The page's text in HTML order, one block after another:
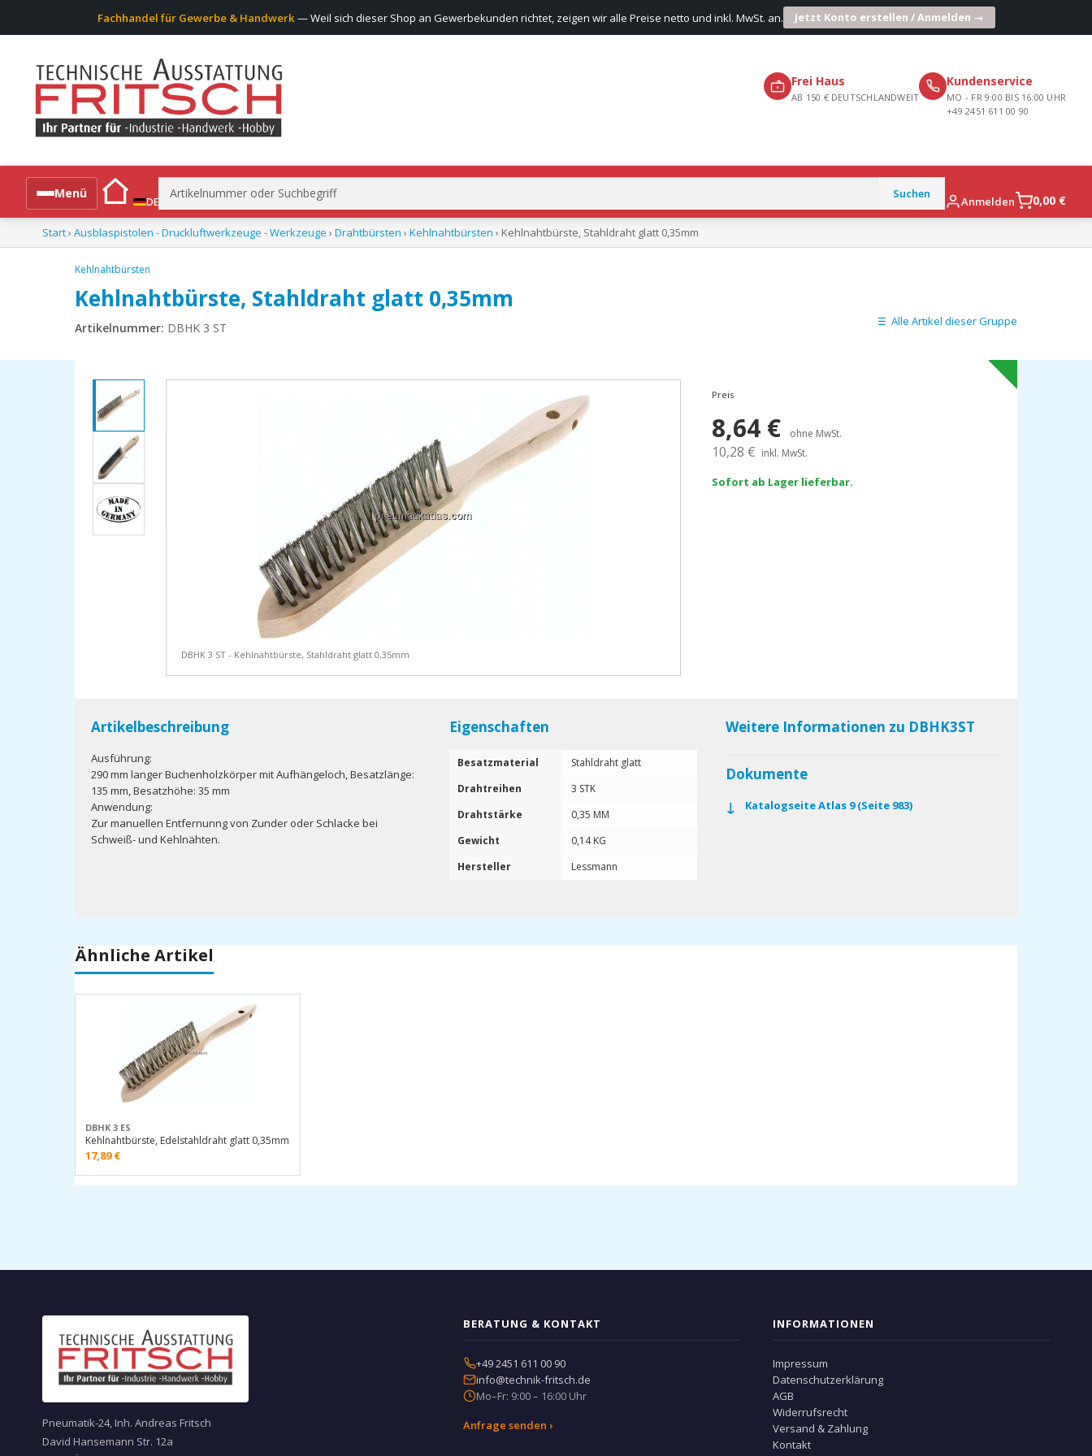
Fachhandel für Gewerbe & Handwerk — Weil sich dieser Shop an Gewerbekunden richtet, zeigen wir alle Preise netto und inkl. MwSt. an. Jetzt Konto erstellen / Anmelden →
Frei Haus
AB 150 € DEUTSCHLANDWEIT
Kundenservice
MO - FR 9:00 BIS 16:00 UHR
+49 2451 611 00 90
Menü
DE
Suchen
nach:
Anmelden 0,00 €
Alle Produkte
Start› Ausblaspistolen - Druckluftwerkzeuge - Werkzeuge › Drahtbürsten › Kehlnahtbürsten › Kehlnahtbürste, Stahldraht glatt 0,35mm
Kehlnahtbürsten
Kehlnahtbürste, Stahldraht glatt 0,35mm
Artikelnummer: DBHK 3 ST Alle Artikel dieser Gruppe
DBHK 3 ST - Kehlnahtbürste, Stahldraht glatt 0,35mm
Preis
8,64 € ohne MwSt.
10,28 € inkl. MwSt.
Sofort ab Lager lieferbar.
Artikelbeschreibung
Ausführung:
290 mm langer Buchenholzkörper mit Aufhängeloch, Besatzlänge:
135 mm, Besatzhöhe: 35 mm
Anwendung:
Zur manuellen Entfernunng von Zunder oder Schlacke bei
Schweiß- und Kehlnähten.
Eigenschaften
Besatzmaterial
Stahldraht glatt
Drahtreihen
3 STK
Drahtstärke
0,35 MM
Gewicht
0,14 KG
Hersteller
Lessmann
Weitere Informationen zu DBHK3ST
Dokumente
Katalogseite Atlas 9 (Seite 983)
Ähnliche Artikel
DBHK 3 ES
Kehlnahtbürste, Edelstahldraht glatt 0,35mm
17,89€
Pneumatik-24, Inh. Andreas Fritsch
David Hansemann Str. 12a
BERATUNG & KONTAKT
+49 2451 611 00 90
info@technik-fritsch.de
Mo–Fr: 9:00 – 16:00 Uhr
Anfrage senden ›
INFORMATIONEN
Impressum
Datenschutzerklärung
AGB
Widerrufsrecht
Versand & Zahlung
Kontakt